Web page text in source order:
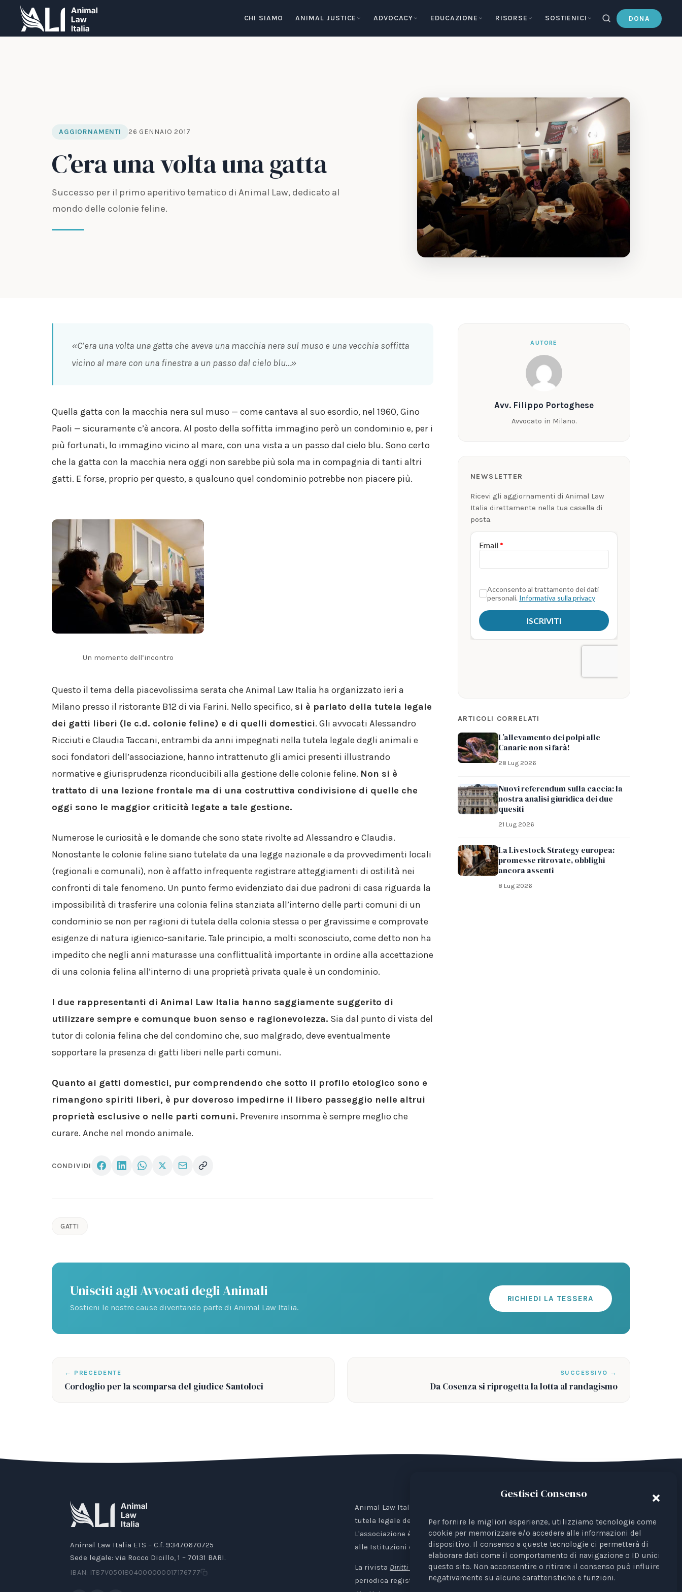
Gestisci Consenso
Per fornire le migliori esperienze, utilizziamo tecnologie come i
cookie per memorizzare e/o accedere alle informazioni del
dispositivo. Il consenso a queste tecnologie ci permetterà di
elaborare dati come il comportamento di navigazione o ID unici su
questo sito. Non acconsentire o ritirare il consenso può influire
negativamente su alcune caratteristiche e funzioni.
CHI SIAMO ANIMAL JUSTICE ADVOCACY EDUCAZIONE RISORSE SOSTIENICI DONA
AGGIORNAMENTI 26 GENNAIO 2017
C’era una volta una gatta
Successo per il primo aperitivo tematico di Animal Law, dedicato al
mondo delle colonie feline.
«C’era una volta una gatta che aveva una macchia nera sul muso e una vecchia soffitta
vicino al mare con una finestra a un passo dal cielo blu…»
Quella gatta con la macchia nera sul muso — come cantava al suo esordio, nel 1960, Gino
Paoli — sicuramente c’è ancora. Al posto della soffitta immagino però un condominio e, per i
più fortunati, lo immagino vicino al mare, con una vista a un passo dal cielo blu. Sono certo
che la gatta con la macchia nera oggi non sarebbe più sola ma in compagnia di tanti altri
gatti. E forse, proprio per questo, a qualcuno quel condominio potrebbe non piacere più.
Un momento dell’incontro
Questo il tema della piacevolissima serata che Animal Law Italia ha organizzato ieri a
Milano presso il ristorante B12 di via Farini. Nello specifico, si è parlato della tutela legale
dei gatti liberi (le c.d. colonie feline) e di quelli domestici. Gli avvocati Alessandro
Ricciuti e Claudia Taccani, entrambi da anni impegnati nella tutela legale degli animali e
soci fondatori dell’associazione, hanno intrattenuto gli amici presenti illustrando
normative e giurisprudenza riconducibili alla gestione delle colonie feline. Non si è
trattato di una lezione frontale ma di una costruttiva condivisione di quelle che
oggi sono le maggior criticità legate a tale gestione.
Numerose le curiosità e le domande che sono state rivolte ad Alessandro e Claudia.
Nonostante le colonie feline siano tutelate da una legge nazionale e da provvedimenti locali
(regionali e comunali), non è affatto infrequente registrare atteggiamenti di ostilità nei
confronti di tale fenomeno. Un punto fermo evidenziato dai due padroni di casa riguarda la
impossibilità di trasferire una colonia felina stanziata all’interno delle parti comuni di un
condominio se non per ragioni di tutela della colonia stessa o per gravissime e comprovate
esigenze di natura igienico-sanitarie. Tale principio, a molti sconosciuto, come detto non ha
impedito che negli anni maturasse una conflittualità importante in ordine alla accettazione
di una colonia felina all’interno di una proprietà privata quale è un condominio.
I due rappresentanti di Animal Law Italia hanno saggiamente suggerito di
utilizzare sempre e comunque buon senso e ragionevolezza. Sia dal punto di vista del
tutor di colonia felina che del condomino che, suo malgrado, deve eventualmente
sopportare la presenza di gatti liberi nelle parti comuni.
Quanto ai gatti domestici, pur comprendendo che sotto il profilo etologico sono e
rimangono spiriti liberi, è pur doveroso impedirne il libero passeggio nelle altrui
proprietà esclusive o nelle parti comuni. Prevenire insomma è sempre meglio che
curare. Anche nel mondo animale.
CONDIVIDI
GATTI
AUTORE
Avv. Filippo Portoghese
Avvocato in Milano.
NEWSLETTER
Ricevi gli aggiornamenti di Animal Law
Italia direttamente nella tua casella di
posta.
ARTICOLI CORRELATI
L’allevamento dei polpi alle
Canarie non si farà!
28 Lug 2026
Nuovi referendum sulla caccia: la
nostra analisi giuridica dei due
quesiti
21 Lug 2026
La Livestock Strategy europea:
promesse ritrovate, obblighi
ancora assenti
8 Lug 2026
Unisciti agli Avvocati degli Animali
Sostieni le nostre cause diventando parte di Animal Law Italia.
RICHIEDI LA TESSERA
← PRECEDENTE
Cordoglio per la scomparsa del giudice Santoloci
SUCCESSIVO →
Da Cosenza si riprogetta la lotta al randagismo
Animal Law Italia ETS – C.f. 93470670725
Sede legale: via Rocco Dicillo, 1 – 70131 BARI.
IBAN: IT87V0501804000000017176777
Animal Law Italia è un Ente del Terzo Settore avente come finalità la
tutela legale degli animali. Iscrizione al RUNTS Rep. 4 del 01/03/2022.
L'associazione è riconosciuta come rappresentante di interessi davanti
alle Istituzioni europee.
La rivista Diritti degli Animali. Profili Etici, Scientifici e Giuridiciè testata
periodica registrata al Tribunale di Bari n. 8/2023 del 18/09/2023,